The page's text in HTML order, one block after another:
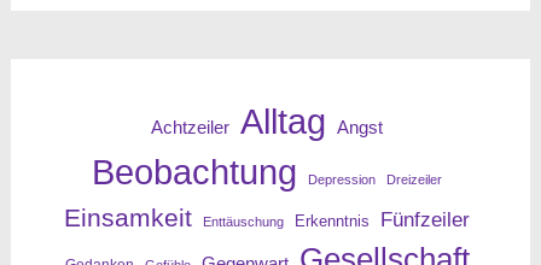
Achtzeiler Alltag Angst
Beobachtung Depression Dreizeiler
Einsamkeit Enttäuschung Erkenntnis Fünfzeiler